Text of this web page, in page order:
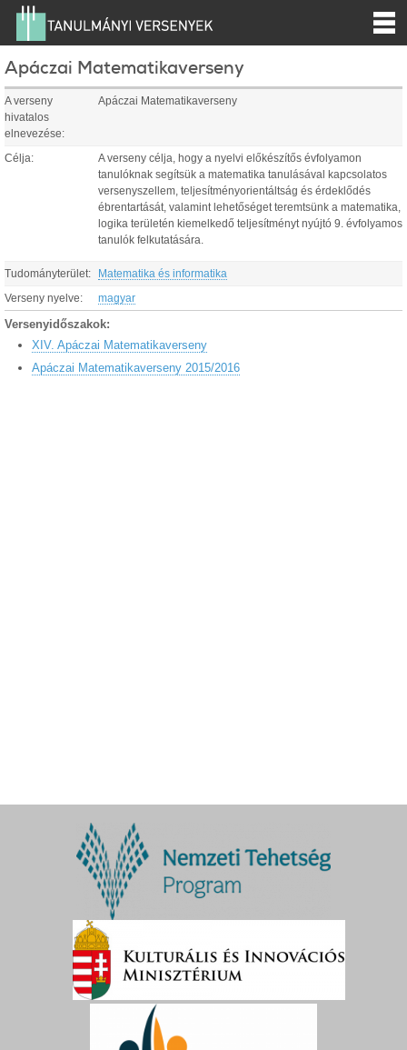
Apáczai Matematikaverseny
A verseny
hivatalos
elnevezése:
Apáczai Matematikaverseny
Célja:
A verseny célja, hogy a nyelvi előkészítős évfolyamon
tanulóknak segítsük a matematika tanulásával kapcsolatos
versenyszellem, teljesítményorientáltság és érdeklődés
ébrentartását, valamint lehetőséget teremtsünk a matematika,
logika területén kiemelkedő teljesítményt nyújtó 9. évfolyamos
tanulók felkutatására.
Tudományterület: Matematika és informatika
Verseny nyelve: magyar
Versenyidőszakok:
XIV. Apáczai Matematikaverseny
Apáczai Matematikaverseny 2015/2016